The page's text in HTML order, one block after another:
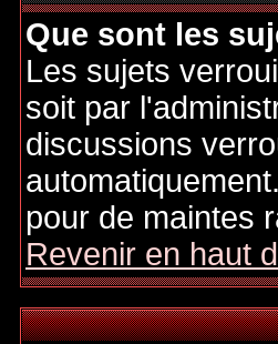
Que sont les
Les sujets
soit par
discussions
pour de maintes
Revenir en haut